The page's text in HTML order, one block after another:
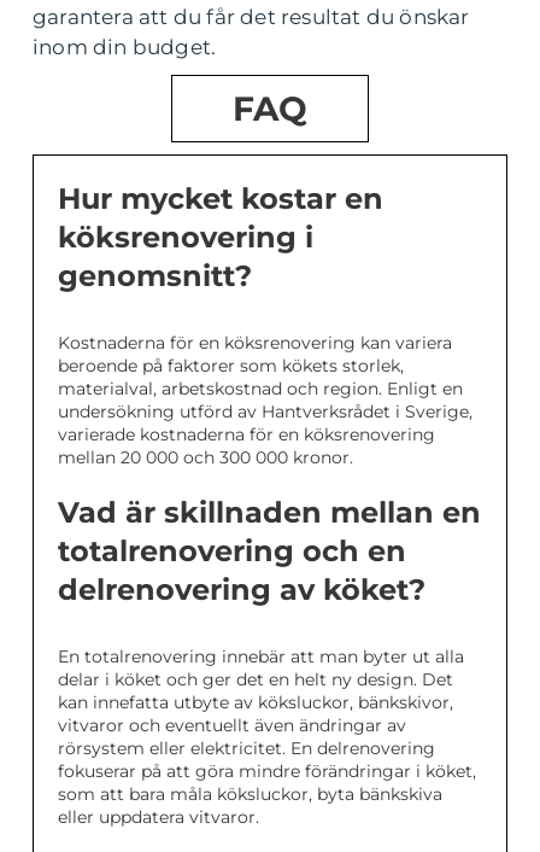
garantera att du får det resultat du önskar
inom din budget.
FAQ
Hur mycket kostar en
köksrenovering i
genomsnitt?
Kostnaderna för en köksrenovering kan variera
beroende på faktorer som kökets storlek,
materialval, arbetskostnad och region. Enligt en
undersökning utförd av Hantverksrådet i Sverige,
varierade kostnaderna för en köksrenovering
mellan 20 000 och 300 000 kronor.
Vad är skillnaden mellan en
totalrenovering och en
delrenovering av köket?
En totalrenovering innebär att man byter ut alla
delar i köket och ger det en helt ny design. Det
kan innefatta utbyte av köksluckor, bänkskivor,
vitvaror och eventuellt även ändringar av
rörsystem eller elektricitet. En delrenovering
fokuserar på att göra mindre förändringar i köket,
som att bara måla köksluckor, byta bänkskiva
eller uppdatera vitvaror.